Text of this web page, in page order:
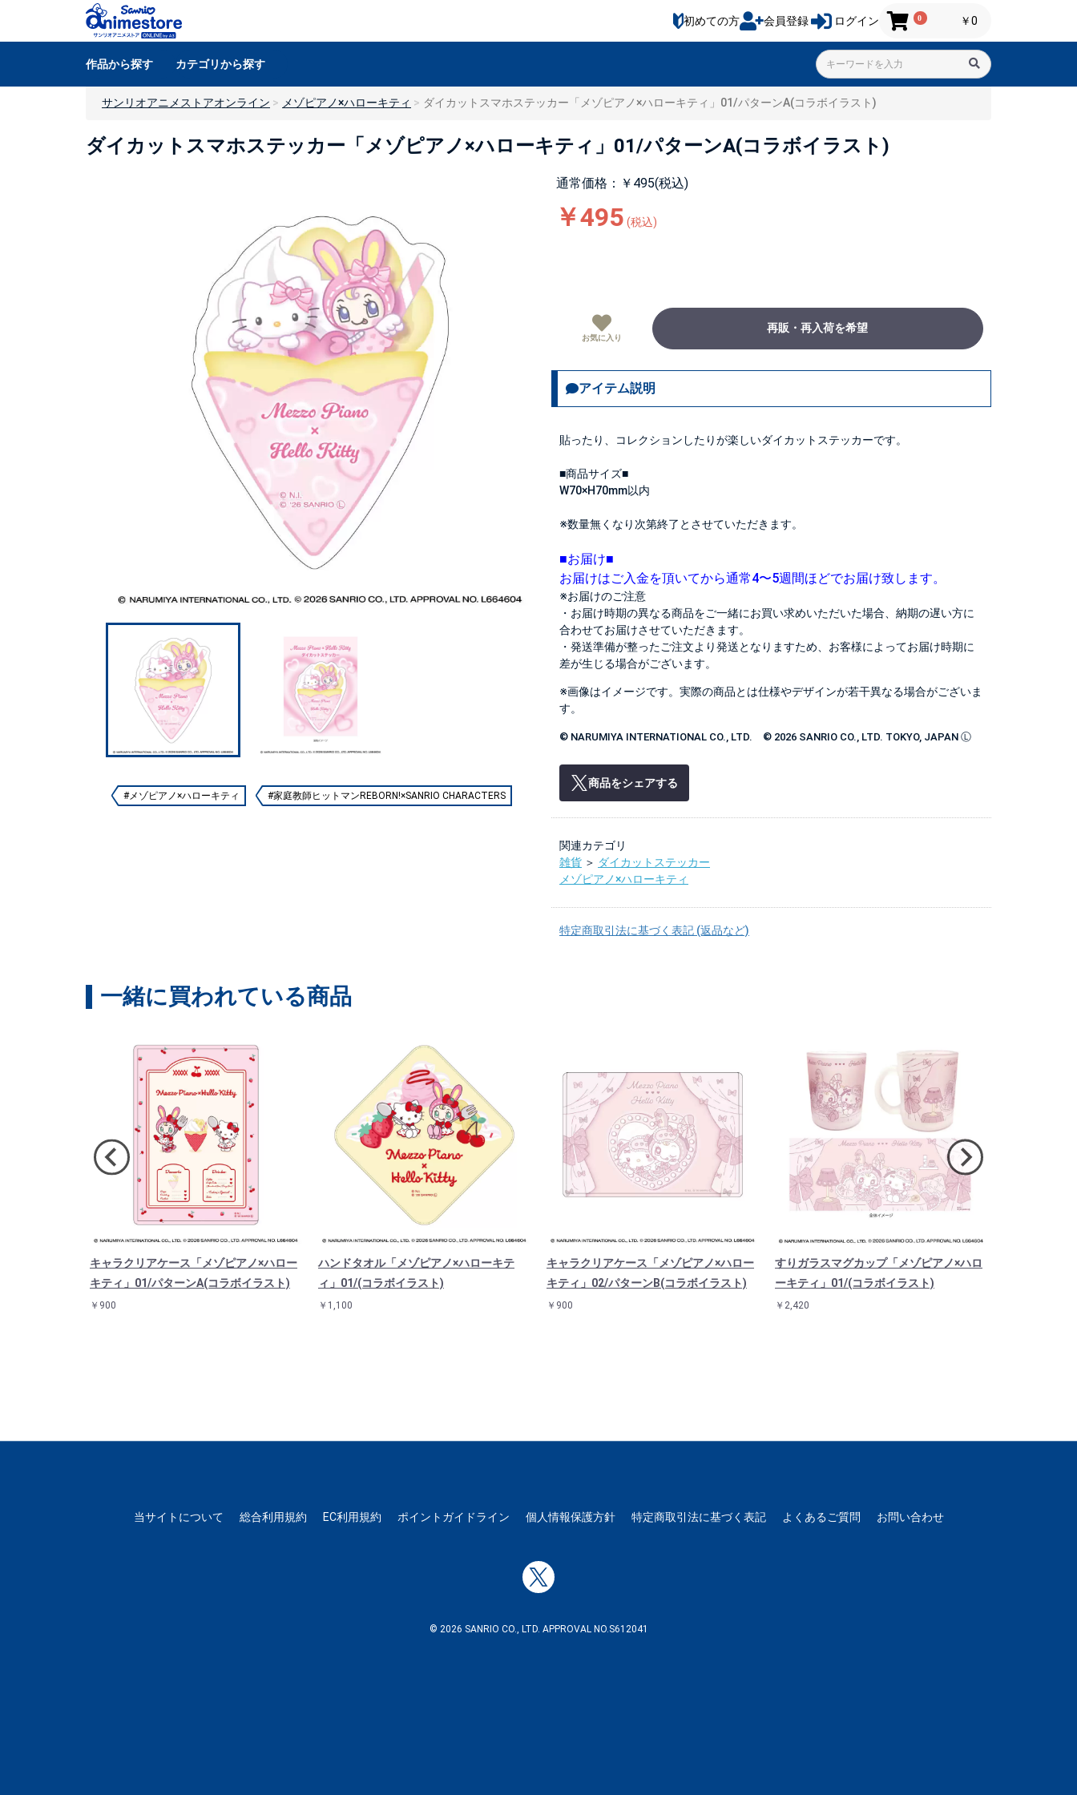
初めての方 会員登録 ログイン 0 ￥0
作品から探す カテゴリから探す
サンリオアニメストアオンライン メゾピアノ×ハローキティ ダイカットスマホステッカー「メゾピアノ×ハローキティ」01/パターンA(コラボイラスト)
ダイカットスマホステッカー「メゾピアノ×ハローキティ」01/パターンA(コラボイラスト)
#メゾピアノ×ハローキティ #家庭教師ヒットマンREBORN!×SANRIO CHARACTERS
通常価格：￥495(税込)
￥495 (税込)
お気に入り
再販・再入荷を希望
アイテム説明
貼ったり、コレクションしたりが楽しいダイカットステッカーです。
■商品サイズ■
W70×H70mm以内
※数量無くなり次第終了とさせていただきます。
■お届け■
お届けはご入金を頂いてから通常4〜5週間ほどでお届け致します。
※お届けのご注意
・お届け時期の異なる商品をご一緒にお買い求めいただいた場合、納期の遅い方に
合わせてお届けさせていただきます。
・発送準備が整ったご注文より発送となりますため、お客様によってお届け時期に
差が生じる場合がございます。
※画像はイメージです。実際の商品とは仕様やデザインが若干異なる場合がございま
す。
© NARUMIYA INTERNATIONAL CO., LTD. © 2026 SANRIO CO., LTD. TOKYO, JAPAN Ⓛ
商品をシェアする
関連カテゴリ
雑貨 ＞ ダイカットステッカー
メゾピアノ×ハローキティ
特定商取引法に基づく表記 (返品など)
一緒に買われている商品
キャラクリアケース「メゾピアノ×ハロー
キティ」01/パターンA(コラボイラスト)
￥900
ハンドタオル「メゾピアノ×ハローキテ
ィ」01/(コラボイラスト)
￥1,100
キャラクリアケース「メゾピアノ×ハロー
キティ」02/パターンB(コラボイラスト)
￥900
すりガラスマグカップ「メゾピアノ×ハロ
ーキティ」01/(コラボイラスト)
￥2,420
当サイトについて 総合利用規約 EC利用規約 ポイントガイドライン 個人情報保護方針 特定商取引法に基づく表記 よくあるご質問 お問い合わせ
© 2026 SANRIO CO., LTD. APPROVAL NO.S612041